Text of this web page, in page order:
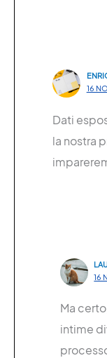
16
Dati
la nostra
16
Ma
intime